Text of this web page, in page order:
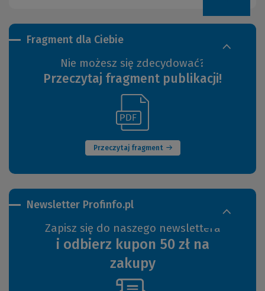
Fragment dla Ciebie
Nie możesz się zdecydować?
Przeczytaj fragment publikacji!
Przeczytaj fragment
(Nowe
okno)
innej
strony)
Newsletter Profinfo.pl
Zapisz się do naszego newslettera
i odbierz kupon 50 zł na
zakupy